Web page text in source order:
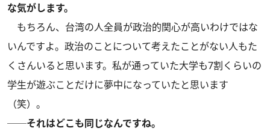
な気がします。
もちろん、台湾の人全員が政治的関心が高いわけではな
いんですよ。政治のことについて考えたことがない人もた
くさんいると思います。私が通っていた大学も7割くらいの
学生が遊ぶことだけに夢中になっていたと思います
（笑）。
──それはどこも同じなんですね。